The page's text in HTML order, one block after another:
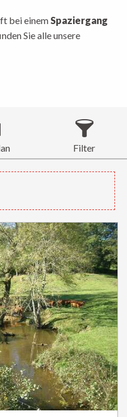
bei einemSpaziergang
Sie alle unsere
Filter